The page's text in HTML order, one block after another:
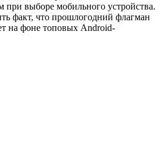
выборе мобильного устройства.
факт, что прошлогодний флагман
на фоне топовых Android-